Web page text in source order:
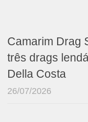
Camarim Drag
três drags
Della Costa
26/07/2026